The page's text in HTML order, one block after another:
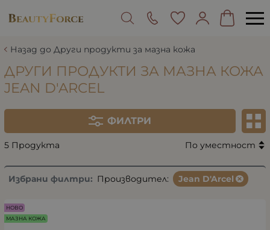
Назад до Други продукти за мазна кожа
ДРУГИ ПРОДУКТИ ЗА МАЗНА КОЖА
JEAN D'ARCEL
ФИЛТРИ
5 Продукта По уместност
Избрани филтри: Производител: Jean D'Arcel
НОВО
МАЗНА КОЖА